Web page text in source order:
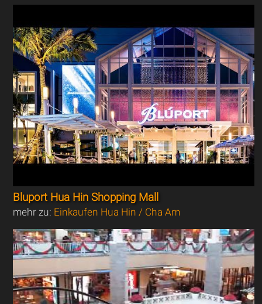
Bluport Hua Hin Shopping Mall
mehr zu: Einkaufen Hua Hin / Cha Am